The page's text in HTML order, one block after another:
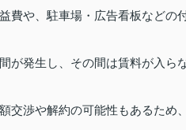
費や、駐車場・広告看板などの
が発生し、その間は賃料が入ら
交渉や解約の可能性もあるため